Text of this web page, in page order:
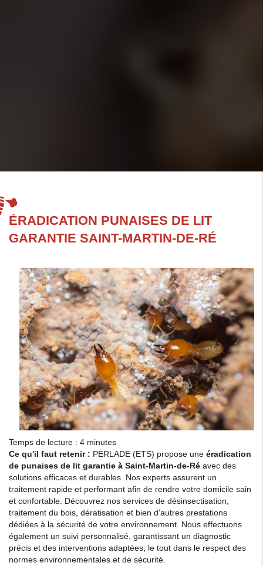
ÉRADICATION PUNAISES DE LIT
GARANTIE SAINT-MARTIN-DE-RÉ
Temps de lecture : 4 minutes
Ce qu'il faut retenir : PERLADE (ETS) propose une éradication
de punaises de lit garantie à Saint-Martin-de-Ré avec des
solutions efficaces et durables. Nos experts assurent un
traitement rapide et performant afin de rendre votre domicile sain
et confortable. Découvrez nos services de désinsectisation,
traitement du bois, dératisation et bien d'autres prestations
dédiées à la sécurité de votre environnement. Nous effectuons
également un suivi personnalisé, garantissant un diagnostic
précis et des interventions adaptées, le tout dans le respect des
normes environnementales et de sécurité.